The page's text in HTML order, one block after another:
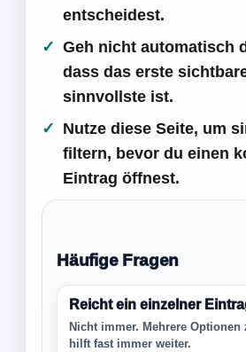
entscheidest.
Geh nicht automatisch
dass das erste
sinnvollste ist.
Nutze diese Seite, um
filtern, bevor du einen
Eintrag öffnest.
Häufige Fragen
Reicht ein einzelner
Nicht immer. Mehrere Optionen
hilft fast immer weiter.